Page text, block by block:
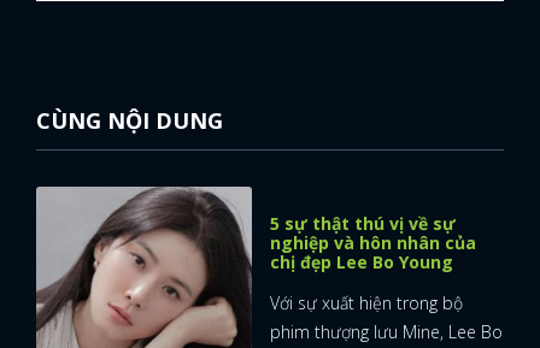
CÙNG NỘI DUNG
5 sự thật thú vị về sự
nghiệp và hôn nhân của
chị đẹp Lee Bo Young
Với sự xuất hiện trong bộ
phim thượng lưu Mine, Lee Bo